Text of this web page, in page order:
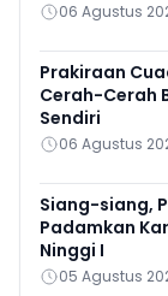
06 Agustus
Prakiraan
Cerah-Cerah
Sendiri
06 Agustus
Siang-siang,
Padamkan
Ninggi I
05 Agustus